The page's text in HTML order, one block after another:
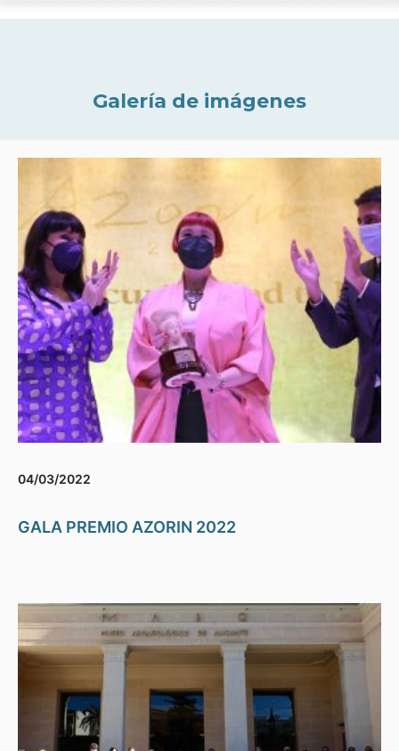
Galería de imágenes
04/03/2022
GALA PREMIO AZORIN 2022